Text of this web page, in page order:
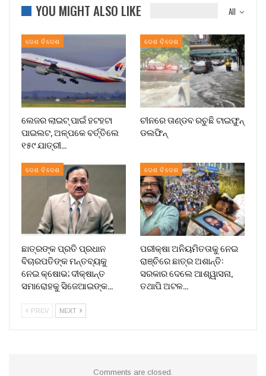
All
YOU MIGHT ALSO LIKE
ଦେଶ ବିଦେଶ
ଲେଜର ଲାଇଟ୍ ପାଇଁ ହଟହଟା
ପାଇଲଟ, ଅଳ୍ପକେ ବର୍ତ୍ତିଲେ
୧୫୯ ଯାତ୍ରୀ…
ଦେଶ ବିଦେଶ
ଚୀନରେ ତାଣ୍ଡବ ରଚୁଛି ଟାଇଫୁନ୍
ଡଲଫିନ୍
ଦେଶ ବିଦେଶ
ଛାତ୍ରଙ୍କ ପ୍ରତି ପ୍ରଧାନ
ବିଚାରପତିଙ୍କ ମନ୍ତବ୍ୟକୁ
ନେଇ କ୍ଷୋଭ; ଦୀକ୍ଷାନ୍ତ
ସମାରୋହକୁ ସିଜେଆଇଙ୍କ…
ଦେଶ ବିଦେଶ
ପରୀକ୍ଷା ଅନିୟମିତତାକୁ ନେଇ
ରାଞ୍ଚିରେ ଛାତ୍ର ଅଶାନ୍ତି:
ସରକାର ଦେଲେ ଆଶ୍ୱାସନା,
ତଥାପି ଅଟଳ…
PREV NEXT
Comments are closed.